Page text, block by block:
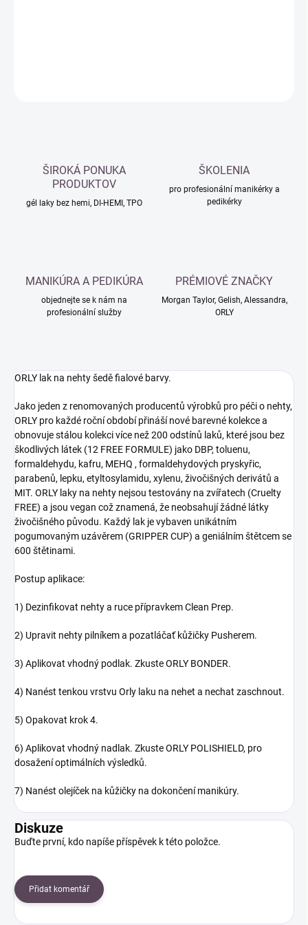
ŠIROKÁ PONUKA
PRODUKTOV
gél laky bez hemi, DI-HEMI, TPO
ŠKOLENIA
pro profesionální manikérky a
pedikérky
MANIKÚRA A PEDIKÚRA
objednejte se k nám na
profesionální služby
PRÉMIOVÉ ZNAČKY
Morgan Taylor, Gelish, Alessandra,
ORLY
ORLY lak na nehtyšedě fialové barvy.
Jako jeden z renomovaných producentů výrobků pro péči o nehty,
ORLY pro každé roční období přináší nové barevné kolekce a
obnovuje stálou kolekci více než 200 odstínů laků, které jsou bez
škodlivých látek (12 FREE FORMULE) jako DBP, toluenu,
formaldehydu, kafru, MEHQ , formaldehydových pryskyřic,
parabenů, lepku, etyltosylamidu, xylenu, živočišných derivátů a
MIT. ORLY laky na nehty nejsou testovány na zvířatech (Cruelty
FREE) a jsou vegan což znamená, že neobsahují žádné látky
živočišného původu. Každý lak je vybaven unikátním
pogumovaným uzávěrem (GRIPPER CUP) a geniálním štětcem se
600 štětinami.
Postup aplikace:
1) Dezinfikovat nehty a ruce přípravkem Clean Prep.
2) Upravit nehty pilníkem a pozatláčať kůžičky Pusherem.
3) Aplikovat vhodný podlak. Zkuste ORLY BONDER.
4) Nanést tenkou vrstvu Orly laku na nehet a nechat zaschnout.
5) Opakovat krok 4.
6) Aplikovat vhodný nadlak. Zkuste ORLY POLISHIELD, pro
dosažení optimálních výsledků.
7) Nanést olejíček na kůžičky na dokončení manikúry.
Diskuze
Buďte první, kdo napíše příspěvek k této položce.
Přidat komentář